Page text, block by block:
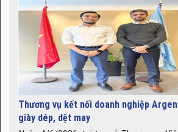
Thanh trà Bình Minh
Thương vụ kết nối doanh nghiệp
giày dép, dệt may